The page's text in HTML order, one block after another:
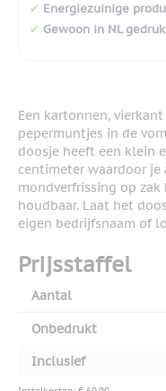
✔ Energiezuinige
✔ Gewoon in NL
Een kartonnen,
pepermuntjes in de
doosje heeft een klein
centimeter waardoor
mondverfrissing op
houdbaar. Laat het
eigen bedrijfsnaam of
Prijsstaffel
Aantal
Onbedrukt
Inclusief